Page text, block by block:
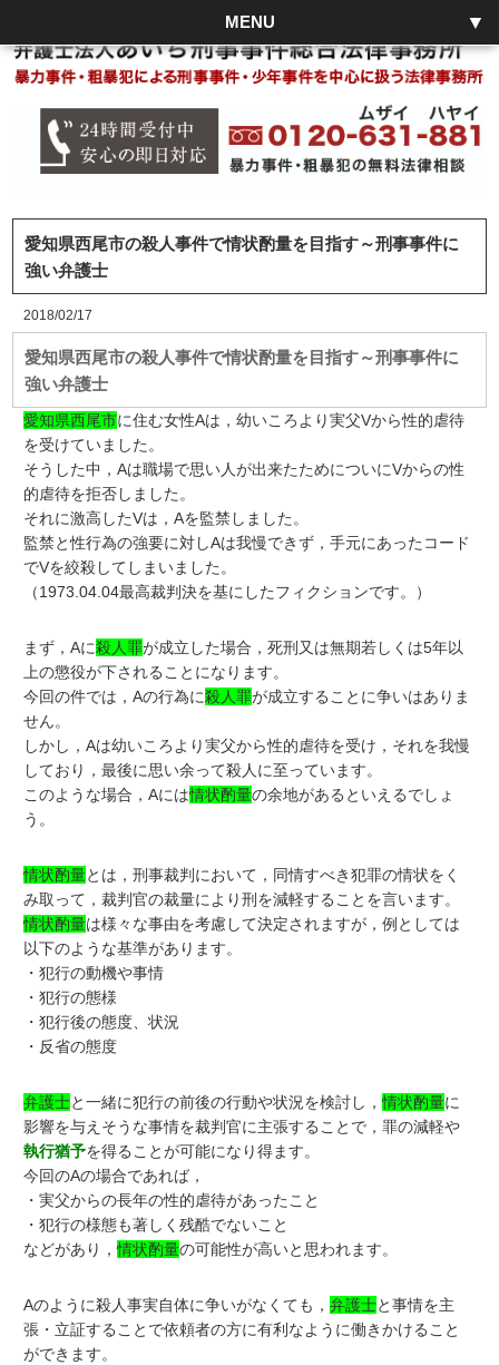
MENU
愛知県西尾市の殺人事件で情状酌量を目指す～刑事事件に
強い弁護士
2018/02/17
愛知県西尾市の殺人事件で情状酌量を目指す～刑事事件に
強い弁護士
愛知県西尾市に住む女性Aは，幼いころより実父Vから性的虐待
を受けていました。
そうした中，Aは職場で思い人が出来たためについにVからの性
的虐待を拒否しました。
それに激高したVは，Aを監禁しました。
監禁と性行為の強要に対しAは我慢できず，手元にあったコード
でVを絞殺してしまいました。
（1973.04.04最高裁判決を基にしたフィクションです。）
まず，Aに殺人罪が成立した場合，死刑又は無期若しくは5年以
上の懲役が下されることになります。
今回の件では，Aの行為に殺人罪が成立することに争いはありま
せん。
しかし，Aは幼いころより実父から性的虐待を受け，それを我慢
しており，最後に思い余って殺人に至っています。
このような場合，Aには情状酌量の余地があるといえるでしょ
う。
情状酌量とは，刑事裁判において，同情すべき犯罪の情状をく
み取って，裁判官の裁量により刑を減軽することを言います。
情状酌量は様々な事由を考慮して決定されますが，例としては
以下のような基準があります。
・犯行の動機や事情
・犯行の態様
・犯行後の態度、状況
・反省の態度
弁護士と一緒に犯行の前後の行動や状況を検討し，情状酌量に
影響を与えそうな事情を裁判官に主張することで，罪の減軽や
執行猶予を得ることが可能になり得ます。
今回のAの場合であれば，
・実父からの長年の性的虐待があったこと
・犯行の様態も著しく残酷でないこと
などがあり，情状酌量の可能性が高いと思われます。
Aのように殺人事実自体に争いがなくても，弁護士と事情を主
張・立証することで依頼者の方に有利なように働きかけること
ができます。